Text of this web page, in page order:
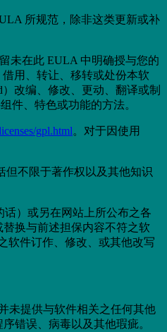
所规范，除非这类更新或补
未在此 EULA 中明确授与您的
用、转让、移转或处份本软
改编、修改、更动、翻译或制
件、特色或功能的方法。
gpl.html。对于因使用
不限于著作权以及其他知识
）或另在网站上所公布之各
换与前述担保内容不符之软
软件订作、修改、或其他改写
未提供与软件相关之任何其他
错误、病毒以及其他瑕疵。